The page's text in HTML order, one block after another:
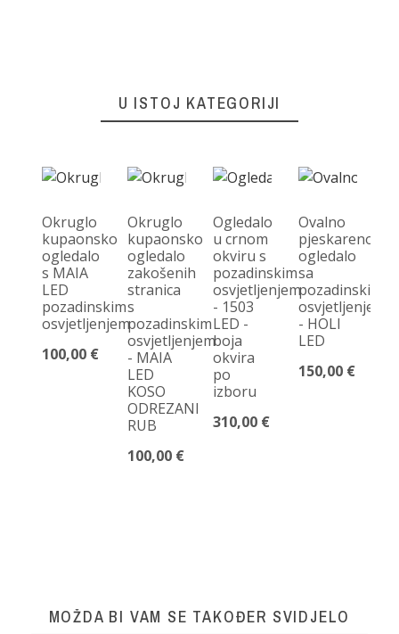
U ISTOJ KATEGORIJI
Okruglo
kupaonsko
ogledalo
s MAIA
LED
pozadinskim
osvjetljenjem
100,00 €
Okruglo
kupaonsko
ogledalo
zakošenih
stranica
s
pozadinskim
osvjetljenjem
- MAIA
LED
KOSO
ODREZANI
RUB
100,00 €
Ogledalo
u crnom
okviru s
pozadinskim
osvjetljenjem
- 1503
LED -
boja
okvira
po
izboru
310,00 €
Ovalno
pjeskareno
ogledalo
sa
pozadinskim
osvjetljenjem
- HOLI
LED
150,00 €
MOŽDA BI VAM SE TAKOĐER SVIDJELO